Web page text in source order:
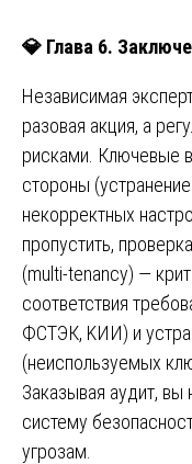
💎 Глава 6.
Независимая
разовая акция, а
рисками. Ключевые
стороны
некорректных
пропустить,
(multi‑tenancy) —
соответствия
ФСТЭК, KИИ) и
(неиспользуемых
Заказывая аудит, вы
систему
угрозам.